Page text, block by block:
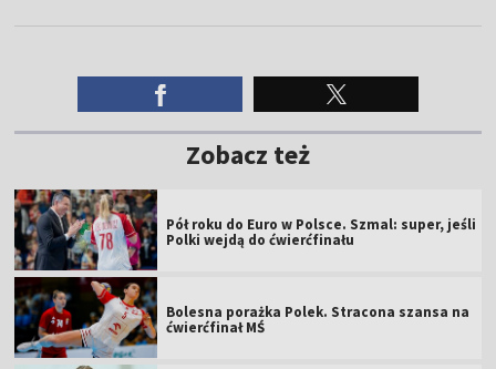
Zobacz też
Pół roku do Euro w Polsce. Szmal: super, jeśli
Polki wejdą do ćwierćfinału
Bolesna porażka Polek. Stracona szansa na
ćwierćfinał MŚ